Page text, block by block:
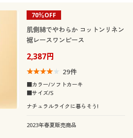
70％OFF
肌側綿でやわらか コットンリネン
裾レースワンピース
2,387円
29件
■カラー/ソフトカーキ
■サイズ/S
ナチュラルライクに暮らそう!
2023年春夏販売商品